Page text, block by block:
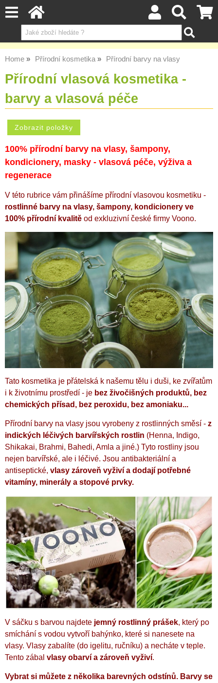
Home Přírodní kosmetika Přírodní barvy na vlasy
Přírodní vlasová kosmetika -
barvy a vlasová péče
100% přírodní barvy na vlasy, šampony,
kondicionery, masky - vlasová péče, výživa a
regenerace
V této rubrice vám přinášíme přírodní vlasovou kosmetiku -
rostlinné barvy na vlasy, šampony, kondicionery ve
100% přírodní kvalitě od exkluzivní české firmy Voono.
Tato kosmetika je přátelská k našemu tělu i duši, ke zvířatům
i k životnímu prostředí - je bez živočišných produktů, bez
chemických přísad, bez peroxidu, bez amoniaku...
Přírodní barvy na vlasy jsou vyrobeny z rostlinných směsí - z
indických léčivých barvířských rostlin (Henna, Indigo,
Shikakai, Brahmi, Bahedi, Amla a jiné.) Tyto rostliny jsou
nejen barvířské, ale i léčivé. Jsou antibakteriální a
antiseptické, vlasy zároveň vyživí a dodají potřebné
vitamíny, minerály a stopové prvky.
V sáčku s barvou najdete jemný rostlinný prášek, který po
smíchání s vodou vytvoří bahýnko, které si nanesete na
vlasy. Vlasy zabalíte (do igelitu, ručníku) a necháte v teple.
Tento zábal vlasy obarví a zároveň vyživí.
Vybrat si můžete z několika barevných odstínů. Barvy se